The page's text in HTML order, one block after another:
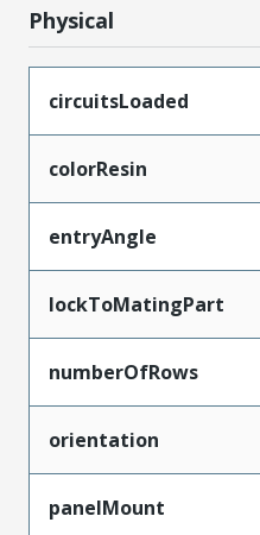
Physical
circuitsLoaded
colorResin
entryAngle
lockToMatingPart
numberOfRows
orientation
panelMount